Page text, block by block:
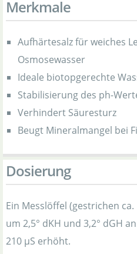
Merkmale
Aufhärtesalz für weiches
Osmosewasser
Ideale biotopgerechte
Stabilisierung des ph-
Verhindert Säuresturz
Beugt Mineralmangel bei
Dosierung
Ein Messlöffel (gestrichen
um 2,5° dKH und 3,2° dGH
210 µS erhöht.